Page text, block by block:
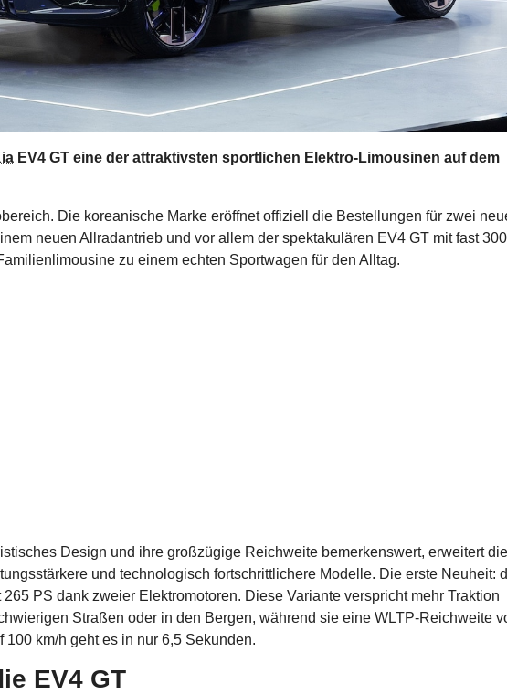
EV4 GT eine der attraktivsten sportlichen Elektro-Limousinen auf dem
Die koreanische Marke eröffnet offiziell die Bestellungen für zwei
neuen Allradantrieb und vor allem der spektakulären EV4 GT mit fast 300
zu einem echten Sportwagen für den Alltag.
Design und ihre großzügige Reichweite bemerkenswert, erweitert die
und technologisch fortschrittlichere Modelle. Die erste Neuheit:
PS dank zweier Elektromotoren. Diese Variante verspricht mehr Traktion
Straßen oder in den Bergen, während sie eine WLTP-Reichweite
100 km/h geht es in nur 6,5 Sekunden.
EV4 GT